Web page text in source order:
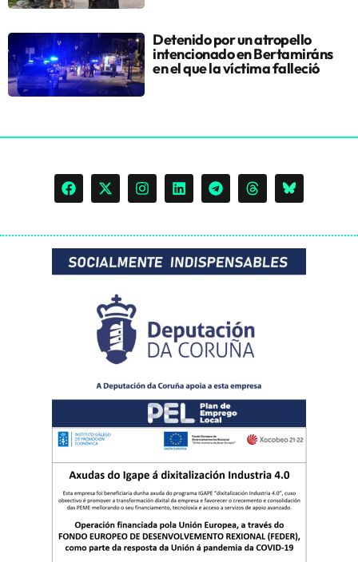
Detenido por un atropello
intencionado en Bertamiráns
en el que la víctima falleció